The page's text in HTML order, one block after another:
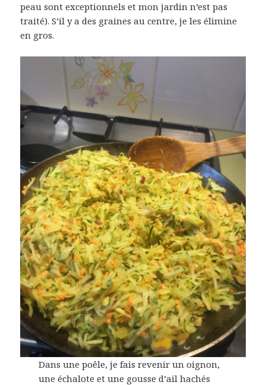
peau sont exceptionnels et mon jardin n’est pas
traité). S’il y a des graines au centre, je les élimine
en gros.
Dans une poêle, je fais revenir un oignon,
une échalote et une gousse d’ail hachés